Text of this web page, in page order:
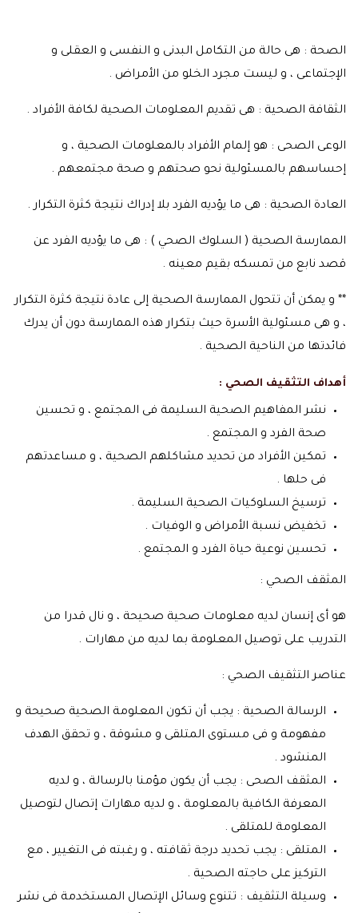
الصحة : هى حالة من التكامل البدنى و النفسى و العقلى و
الإجتماعى ، و ليست مجرد الخلو من الأمراض .
الثقافة الصحية : هى تقديم المعلومات الصحية لكافة الأفراد .
الوعى الصحى : هو إلمام الأفراد بالمعلومات الصحية ، و
إحساسهم بالمسئولية نحو صحتهم و صحة مجتمعهم .
العادة الصحية : هى ما يؤديه الفرد بلا إدراك نتيجة كثرة التكرار .
الممارسة الصحية ( السلوك الصحي ) : هى ما يؤديه الفرد عن
قصد نابع من تمسكه بقيم معينه .
** و يمكن أن تتحول الممارسة الصحية إلى عادة نتيجة كثرة التكرار
، و هى مسئولية الأسرة حيث بتكرار هذه الممارسة دون أن يدرك
فائدتها من الناحية الصحية .
أهداف التثقيف الصحي :
نشر المفاهيم الصحية السليمة فى المجتمع ، و تحسين
صحة الفرد و المجتمع .
تمكين الأفراد من تحديد مشاكلهم الصحية ، و مساعدتهم
فى حلها .
ترسيخ السلوكيات الصحية السليمة .
تخفيض نسبة الأمراض و الوفيات .
تحسين نوعية حياة الفرد و المجتمع .
المثقف الصحي :
هو أى إنسان لديه معلومات صحية صحيحة ، و نال قدرا من
التدريب على توصيل المعلومة بما لديه من مهارات .
عناصر التثقيف الصحي :
الرسالة الصحية : يجب أن تكون المعلومة الصحية صحيحة و
مفهومة و فى مستوى المتلقى و مشوقة ، و تحقق الهدف
المنشود .
المثقف الصحى : يجب أن يكون مؤمنا بالرسالة ، و لديه
المعرفة الكافية بالمعلومة ، و لديه مهارات إتصال لتوصيل
المعلومة للمتلقى .
المتلقى : يجب تحديد درجة ثقافته ، و رغبته فى التغيير ، مع
التركيز على حاجته الصحية .
وسيلة التثقيف : تتنوع وسائل الإتصال المستخدمة فى نشر